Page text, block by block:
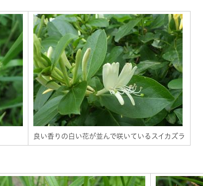
良い香りの白い花が並んで咲いているスイカズラ